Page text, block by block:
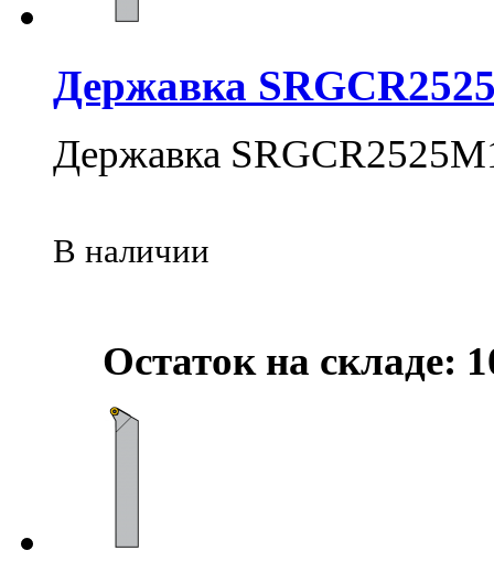
Державка
Державка
В наличии
Остаток на складе: